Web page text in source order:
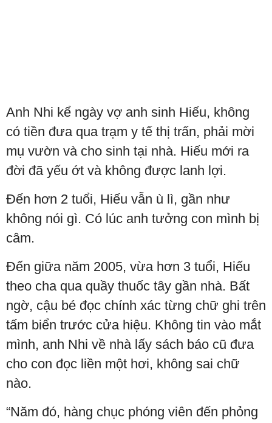
Anh Nhi kể ngày vợ anh sinh Hiếu, không
có tiền đưa qua trạm y tế thị trấn, phải mời
mụ vườn và cho sinh tại nhà. Hiếu mới ra
đời đã yếu ớt và không được lanh lợi.
Đến hơn 2 tuổi, Hiếu vẫn ù lì, gần như
không nói gì. Có lúc anh tưởng con mình bị
câm.
Đến giữa năm 2005, vừa hơn 3 tuổi, Hiếu
theo cha qua quầy thuốc tây gần nhà. Bất
ngờ, cậu bé đọc chính xác từng chữ ghi trên
tấm biển trước cửa hiệu. Không tin vào mắt
mình, anh Nhi về nhà lấy sách báo cũ đưa
cho con đọc liền một hơi, không sai chữ
nào.
“Năm đó, hàng chục phóng viên đến phỏng